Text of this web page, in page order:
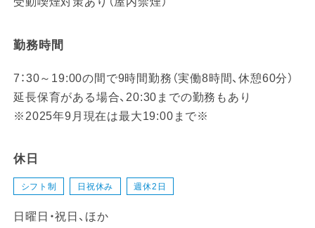
勤務時間
7：30～19:00の間で9時間勤務（実働8時間、休憩60分）
延長保育がある場合、20:30までの勤務もあり
※2025年9月現在は最大19:00まで※
休日
シフト制 日祝休み 週休2日
日曜日・祝日、ほか